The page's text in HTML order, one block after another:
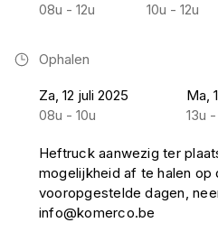
08u - 12u
10u - 12u
Ophalen
Za, 12 juli 2025
08u - 10u
Ma,
13u -
Heftruck aanwezig ter
mogelijkheid af te halen op
vooropgestelde dagen,
info@komerco.be